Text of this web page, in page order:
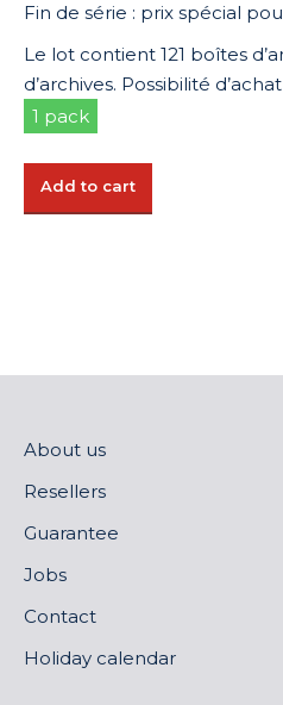
Fin de série : prix spécial
Le lot contient 121 boîtes
d’archives. Possibilité
1 pack
Add to cart
About us
Resellers
Guarantee
Jobs
Contact
Holiday calendar